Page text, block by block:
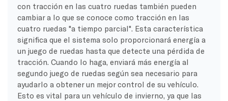
con tracción en las cuatro ruedas también pueden
cambiar a lo que se conoce como tracción en las
cuatro ruedas "a tiempo parcial". Esta característica
significa que el sistema solo proporcionará energía a
un juego de ruedas hasta que detecte una pérdida de
tracción. Cuando lo haga, enviará más energía al
segundo juego de ruedas según sea necesario para
ayudarlo a obtener un mejor control de su vehículo.
Esto es vital para un vehículo de invierno, ya que las